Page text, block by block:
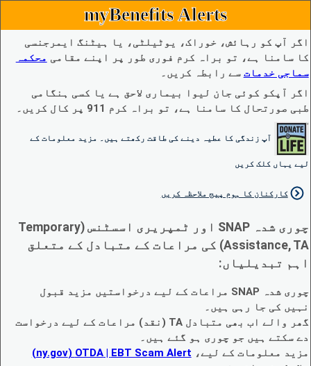
myBenefits Alerts
اگر آپ کو رہائش، خوراک، یوٹیلٹی، یا ہیٹنگ ایمرجنسی
کا سامنا ہے، تو براہ کرم فوری طور پر اپنے مقامی محکمہ
سماجی خدمات سے رابطہ کریں۔
اگر آپکو کوئی جان لیوا بیماری لاحق ہے یا کسی ہنگامی
طبی صورتحال کا سامنا ہے، تو براہ کرم 911 پر کال کریں۔
آپ زندگی کا عطیہ دینے کی طاقت رکھتے ہیں۔ مزید معلومات کے
لیے یہاں کلک کریں
کارکنان کا ہوم پیج ملاحظہ کریں
چوری شدہ SNAP اور ٹمپریری اسسٹنس (Temporary
Assistance, TA) کی مراعات کے متبادل کے متعلق
اہم تبدیلیاں:
چوری شدہ SNAP مراعات کے لیے درخواستیں مزید قبول
نہیں کی جا رہی ہیں۔
گھر والے اب بھی متبادل TA (نقد) مراعات کے لیے درخواست
دے سکتے ہیں جو چوری ہو گئے ہیں۔
مزید معلومات کے لیے، EBT Scam Alert ‏| OTDA ‏(ny.gov)